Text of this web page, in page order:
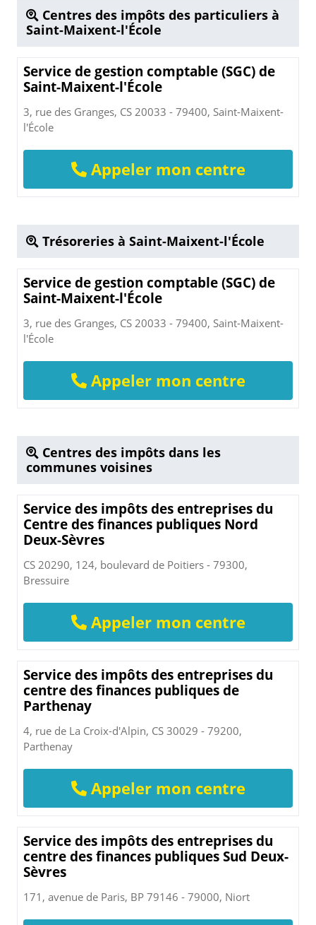
Centres des impôts des particuliers à
Saint-Maixent-l'École
Service de gestion comptable (SGC) de
Saint-Maixent-l'École
3, rue des Granges, CS 20033 - 79400, Saint-Maixent-
l'École
Appeler mon centre
Trésoreries à Saint-Maixent-l'École
Service de gestion comptable (SGC) de
Saint-Maixent-l'École
3, rue des Granges, CS 20033 - 79400, Saint-Maixent-
l'École
Appeler mon centre
Centres des impôts dans les
communes voisines
Service des impôts des entreprises du
Centre des finances publiques Nord
Deux-Sèvres
CS 20290, 124, boulevard de Poitiers - 79300,
Bressuire
Appeler mon centre
Service des impôts des entreprises du
centre des finances publiques de
Parthenay
4, rue de La Croix-d'Alpin, CS 30029 - 79200,
Parthenay
Appeler mon centre
Service des impôts des entreprises du
centre des finances publiques Sud Deux-
Sèvres
171, avenue de Paris, BP 79146 - 79000, Niort